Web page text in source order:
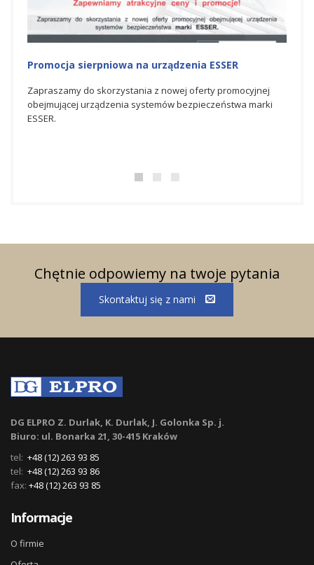
Promocja na urządzenia ESSER
Zapraszamy do skorzystania z czerwcowej oferty
promocyjnej obejmującej urządzenia systemów
bezpieczeństwa marki ESSER.
Chętnie odpowiemy na twoje pytania
Skontaktuj się z nami
DG ELPRO Z. Durlak, K. Durlak, J. Golonka Sp. j.
Biuro: ul. Bonarka 21, 30-415 Kraków
tel: +48 (12) 263 93 85
tel: +48 (12) 263 93 86
fax: +48 (12) 263 93 85
Informacje
O firmie